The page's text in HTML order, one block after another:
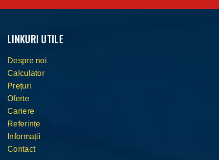
LINKURI UTILE
Despre noi
Calculator
Prețuri
Oferte
Cariere
Referințe
Informații
Contact